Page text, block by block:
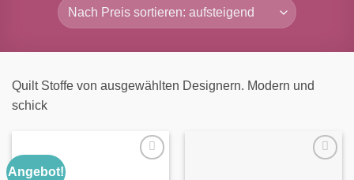
Quilt Stoffe von ausgewählten Designern. Modern und
schick
Angebot!